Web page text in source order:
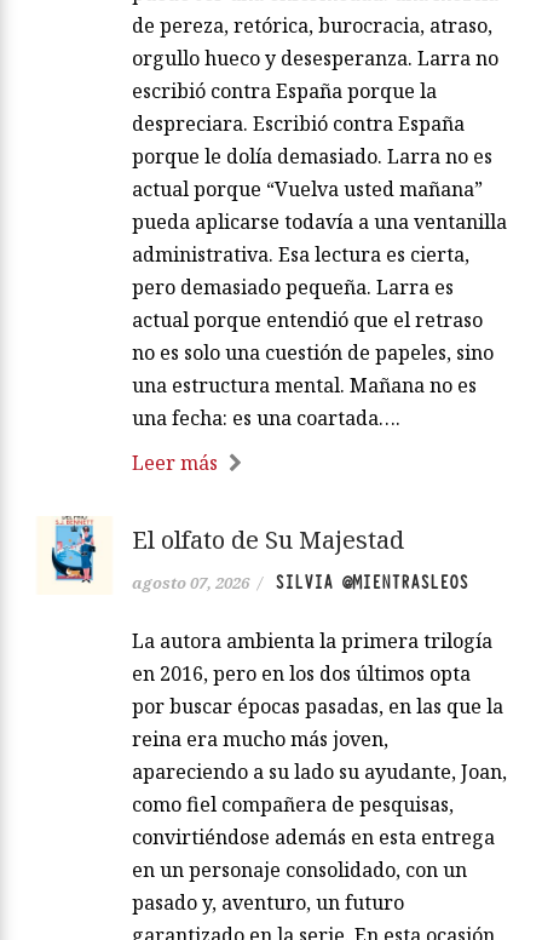
de pereza, retórica, burocracia, atraso,
orgullo hueco y desesperanza. Larra no
escribió contra España porque la
despreciara. Escribió contra España
porque le dolía demasiado. Larra no es
actual porque “Vuelva usted mañana”
pueda aplicarse todavía a una ventanilla
administrativa. Esa lectura es cierta,
pero demasiado pequeña. Larra es
actual porque entendió que el retraso
no es solo una cuestión de papeles, sino
una estructura mental. Mañana no es
una fecha: es una coartada….
Leer más
El olfato de Su Majestad
agosto 07, 2026 / SILVIA @MIENTRASLEOS
La autora ambienta la primera trilogía
en 2016, pero en los dos últimos opta
por buscar épocas pasadas, en las que la
reina era mucho más joven,
apareciendo a su lado su ayudante, Joan,
como fiel compañera de pesquisas,
convirtiéndose además en esta entrega
en un personaje consolidado, con un
pasado y, aventuro, un futuro